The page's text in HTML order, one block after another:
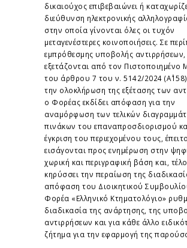
δικαιούχος επιβεβαιώνει ή
διεύθυνση ηλεκτρονικής
στην οποία γίνονται όλες οι τυχόν
μεταγενέστερες κοινοποιήσεις. Σε
εμπρόθεσμης υποβολής αντιρρήσεων,
εξετάζονται από τον Πιστοποιημένο
του άρθρου 7 του ν. 5142/2024
την ολοκλήρωση της εξέτασης των
ο Φορέας εκδίδει απόφαση για την
αναμόρφωση των τελικών
πινάκων του επαναπροσδιορισμού
έγκριση του περιεχομένου τους,
εισάγονται προς ενημέρωση στην
χωρική και περιγραφική βάση και,
κηρύσσει την περαίωση της
απόφαση του Διοικητικού
Φορέα «Ελληνικό Κτηματολόγιο»
διαδικασία της ανάρτησης, της
αντιρρήσεων και για κάθε άλλο
ζήτημα για την εφαρμογή της